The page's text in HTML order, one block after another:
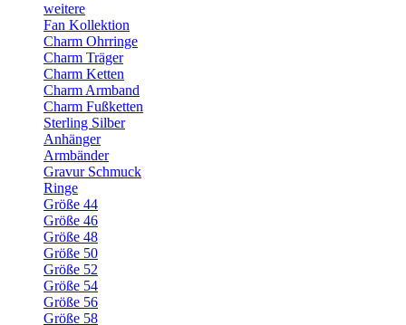
weitere
Fan Kollektion
Charm Ohrringe
Charm Träger
Charm Ketten
Charm Armband
Charm Fußketten
Sterling Silber
Anhänger
Armbänder
Gravur Schmuck
Ringe
Größe 44
Größe 46
Größe 48
Größe 50
Größe 52
Größe 54
Größe 56
Größe 58